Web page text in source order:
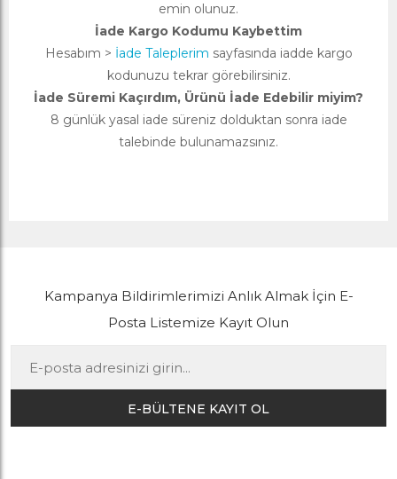
emin olunuz.
İade Kargo Kodumu Kaybettim
Hesabım > İade Taleplerim sayfasında iadde kargo
kodunuzu tekrar görebilirsiniz.
İade Süremi Kaçırdım, Ürünü İade Edebilir miyim?
8 günlük yasal iade süreniz dolduktan sonra iade
talebinde bulunamazsınız.
Kampanya Bildirimlerimizi Anlık Almak İçin E-
Posta Listemize Kayıt Olun
E-BÜLTENE KAYIT OL